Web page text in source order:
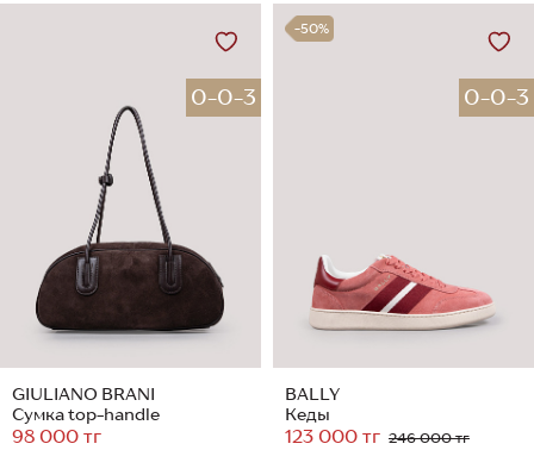
0-0-3
GIULIANO BRANI
Сумка top-handle
98 000 тг
-50%
0-0-3
BALLY
Кеды
123 000 тг 246 000 тг